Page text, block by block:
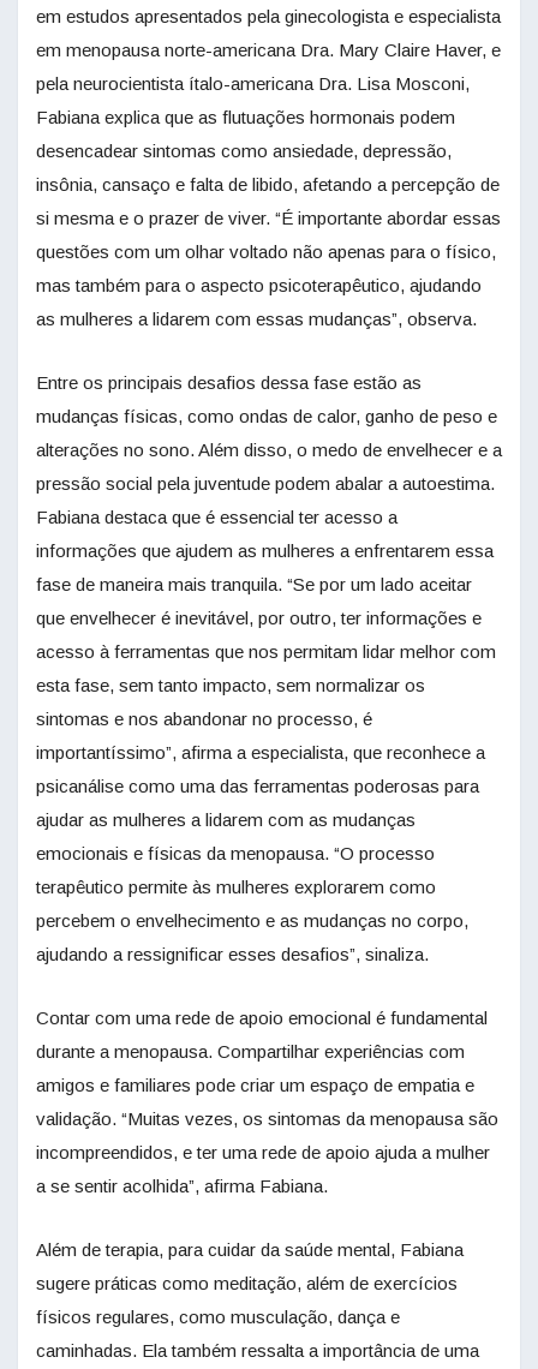
em estudos apresentados pela ginecologista e especialista
em menopausa norte-americana Dra. Mary Claire Haver, e
pela neurocientista ítalo-americana Dra. Lisa Mosconi,
Fabiana explica que as flutuações hormonais podem
desencadear sintomas como ansiedade, depressão,
insônia, cansaço e falta de libido, afetando a percepção de
si mesma e o prazer de viver. “É importante abordar essas
questões com um olhar voltado não apenas para o físico,
mas também para o aspecto psicoterapêutico, ajudando
as mulheres a lidarem com essas mudanças”, observa.
Entre os principais desafios dessa fase estão as
mudanças físicas, como ondas de calor, ganho de peso e
alterações no sono. Além disso, o medo de envelhecer e a
pressão social pela juventude podem abalar a autoestima.
Fabiana destaca que é essencial ter acesso a
informações que ajudem as mulheres a enfrentarem essa
fase de maneira mais tranquila. “Se por um lado aceitar
que envelhecer é inevitável, por outro, ter informações e
acesso à ferramentas que nos permitam lidar melhor com
esta fase, sem tanto impacto, sem normalizar os
sintomas e nos abandonar no processo, é
importantíssimo”, afirma a especialista, que reconhece a
psicanálise como uma das ferramentas poderosas para
ajudar as mulheres a lidarem com as mudanças
emocionais e físicas da menopausa. “O processo
terapêutico permite às mulheres explorarem como
percebem o envelhecimento e as mudanças no corpo,
ajudando a ressignificar esses desafios”, sinaliza.
Contar com uma rede de apoio emocional é fundamental
durante a menopausa. Compartilhar experiências com
amigos e familiares pode criar um espaço de empatia e
validação. “Muitas vezes, os sintomas da menopausa são
incompreendidos, e ter uma rede de apoio ajuda a mulher
a se sentir acolhida”, afirma Fabiana.
Além de terapia, para cuidar da saúde mental, Fabiana
sugere práticas como meditação, além de exercícios
físicos regulares, como musculação, dança e
caminhadas. Ela também ressalta a importância de uma